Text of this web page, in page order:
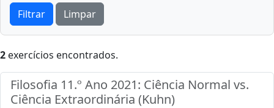
Filtrar Limpar
2 exercícios encontrados.
Filosofia 11.º Ano 2021: Ciência Normal vs.
Ciência Extraordinária (Kuhn)